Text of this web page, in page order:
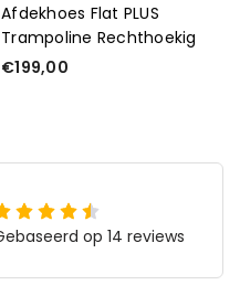
Afdekhoes Flat PLUS
Trampoline Rechthoekig
Standaard
€199,00